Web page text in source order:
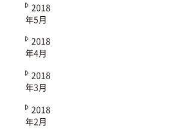
2018
年5月
2018
年4月
2018
年3月
2018
年2月